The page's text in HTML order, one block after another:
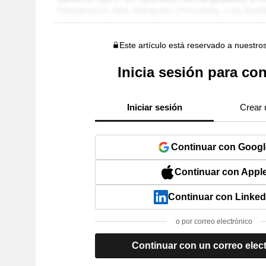
Este artículo está reservado a
Inicia sesión para
Iniciar sesión Crear
Continuar con
Continuar con
Continuar con
o por correo electrónico
Continuar con un correo